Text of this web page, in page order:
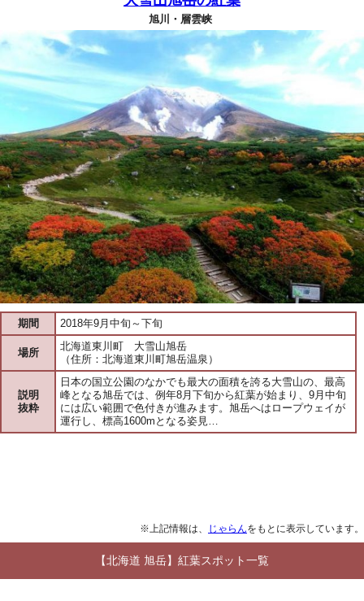
旭川・層雲峡
期間 2018年9月中旬～下旬
場所
北海道東川町 大雪山旭岳
（住所：北海道東川町旭岳温泉）
説明
抜粋
日本の国立公園のなかでも最大の面積を誇る大雪山の、最高
峰となる旭岳では、例年8月下旬から紅葉が始まり、9月中旬
には広い範囲で色付きが進みます。旭岳へはロープウェイが
運行し、標高1600mとなる姿見…
※上記情報は、 じゃらんをもとに表示しています。
【北海道 旭岳】紅葉スポット一覧